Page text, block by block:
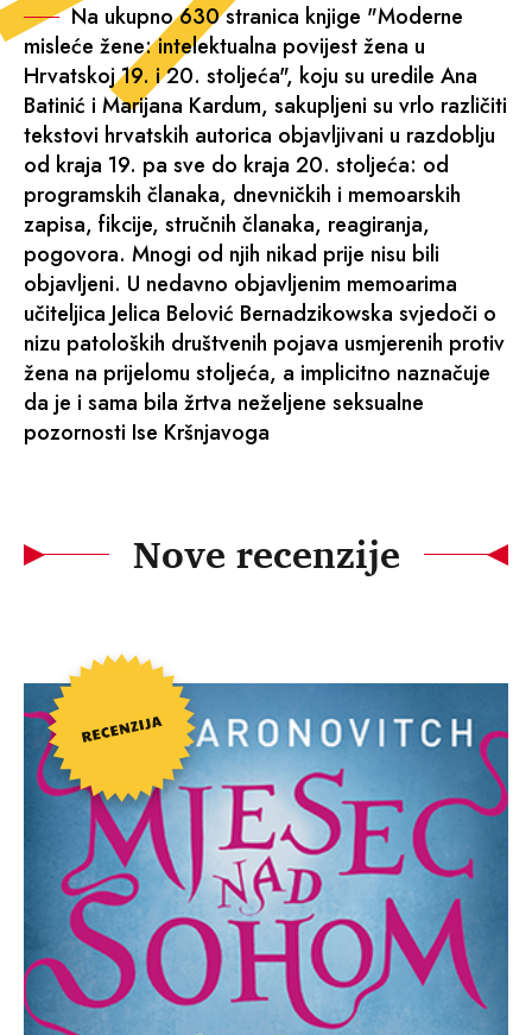
Na ukupno 630 stranica knjige "Moderne
misleće žene: intelektualna povijest žena u
Hrvatskoj 19. i 20. stoljeća", koju su uredile Ana
Batinić i Marijana Kardum, sakupljeni su vrlo različiti
tekstovi hrvatskih autorica objavljivani u razdoblju
od kraja 19. pa sve do kraja 20. stoljeća: od
programskih članaka, dnevničkih i memoarskih
zapisa, fikcije, stručnih članaka, reagiranja,
pogovora. Mnogi od njih nikad prije nisu bili
objavljeni. U nedavno objavljenim memoarima
učiteljica Jelica Belović Bernadzikowska svjedoči o
nizu patoloških društvenih pojava usmjerenih protiv
žena na prijelomu stoljeća, a implicitno naznačuje
da je i sama bila žrtva neželjene seksualne
pozornosti Ise Kršnjavoga
Nove recenzije